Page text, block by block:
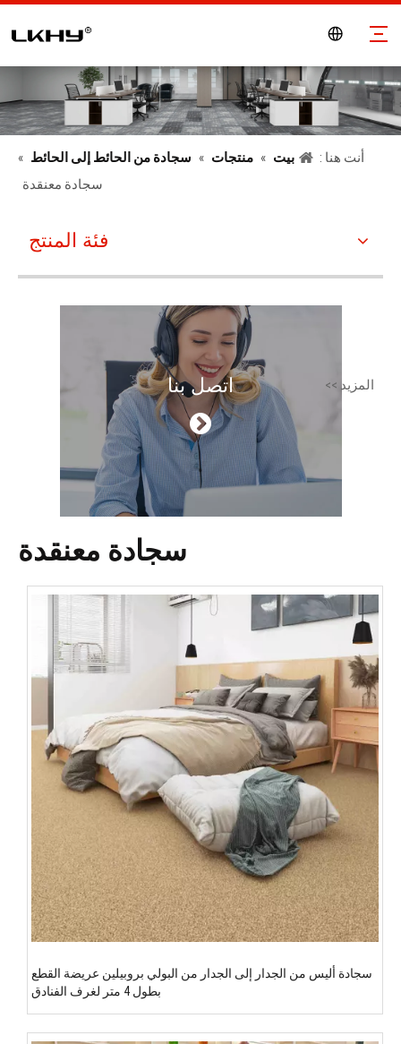
أنت هنا : بيت » منتجات » سجادة من الحائط إلى الحائط »
سجادة معنقدة
فئة المنتج
اتصل بنا المزيد >>

سجادة معنقدة
سجادة أليس من الجدار إلى الجدار من البولي بروبيلين عريضة القطع
بطول 4 متر لغرف الفنادق